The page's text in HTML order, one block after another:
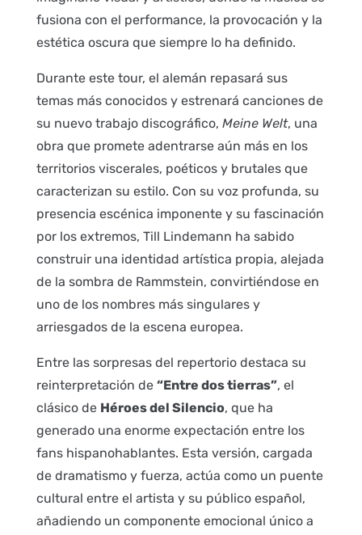
fusiona con el performance, la provocación y la
estética oscura que siempre lo ha definido.
Durante este tour, el alemán repasará sus
temas más conocidos y estrenará canciones de
su nuevo trabajo discográfico, Meine Welt, una
obra que promete adentrarse aún más en los
territorios viscerales, poéticos y brutales que
caracterizan su estilo. Con su voz profunda, su
presencia escénica imponente y su fascinación
por los extremos, Till Lindemann ha sabido
construir una identidad artística propia, alejada
de la sombra de Rammstein, convirtiéndose en
uno de los nombres más singulares y
arriesgados de la escena europea.
Entre las sorpresas del repertorio destaca su
reinterpretación de “Entre dos tierras”, el
clásico de Héroes del Silencio, que ha
generado una enorme expectación entre los
fans hispanohablantes. Esta versión, cargada
de dramatismo y fuerza, actúa como un puente
cultural entre el artista y su público español,
añadiendo un componente emocional único a